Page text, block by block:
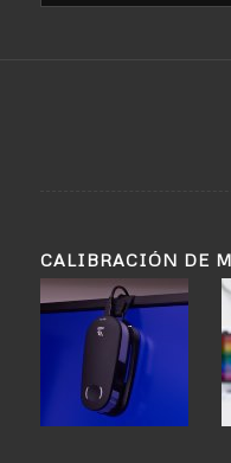
CALIBRACIÓN DE